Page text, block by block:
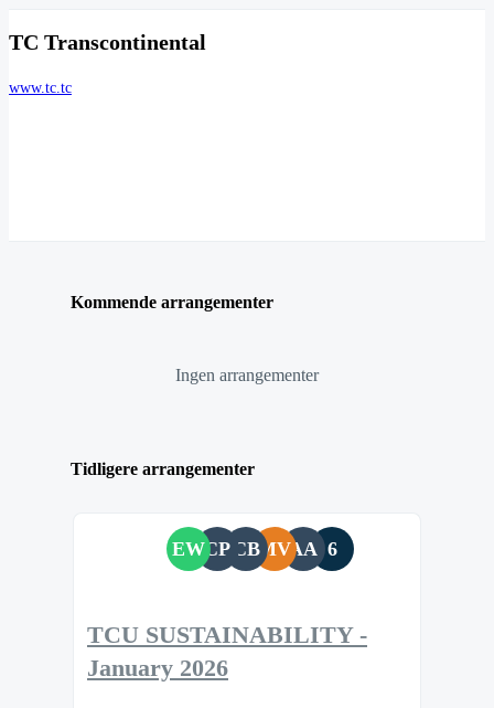
TC Transcontinental
www.tc.tc
Kommende arrangementer
Ingen arrangementer
Tidligere arrangementer
EWCP CBMVAA 6
TCU SUSTAINABILITY -
January 2026